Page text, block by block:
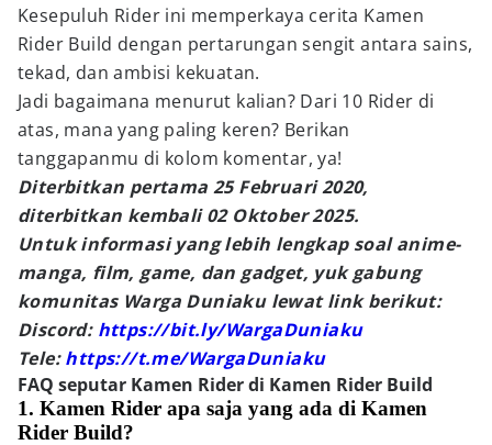
Kesepuluh Rider ini memperkaya cerita Kamen
Rider Build dengan pertarungan sengit antara sains,
tekad, dan ambisi kekuatan.
Jadi bagaimana menurut kalian? Dari 10 Rider di
atas, mana yang paling keren? Berikan
tanggapanmu di kolom komentar, ya!
Diterbitkan pertama 25 Februari 2020,
diterbitkan kembali 02 Oktober 2025.
Untuk informasi yang lebih lengkap soal anime-
manga, film, game, dan gadget, yuk gabung
komunitas Warga Duniaku lewat link berikut:
Discord: https://bit.ly/WargaDuniaku
Tele:https://t.me/WargaDuniaku
FAQ seputar Kamen Rider di Kamen Rider Build
1. Kamen Rider apa saja yang ada di Kamen
Rider Build?